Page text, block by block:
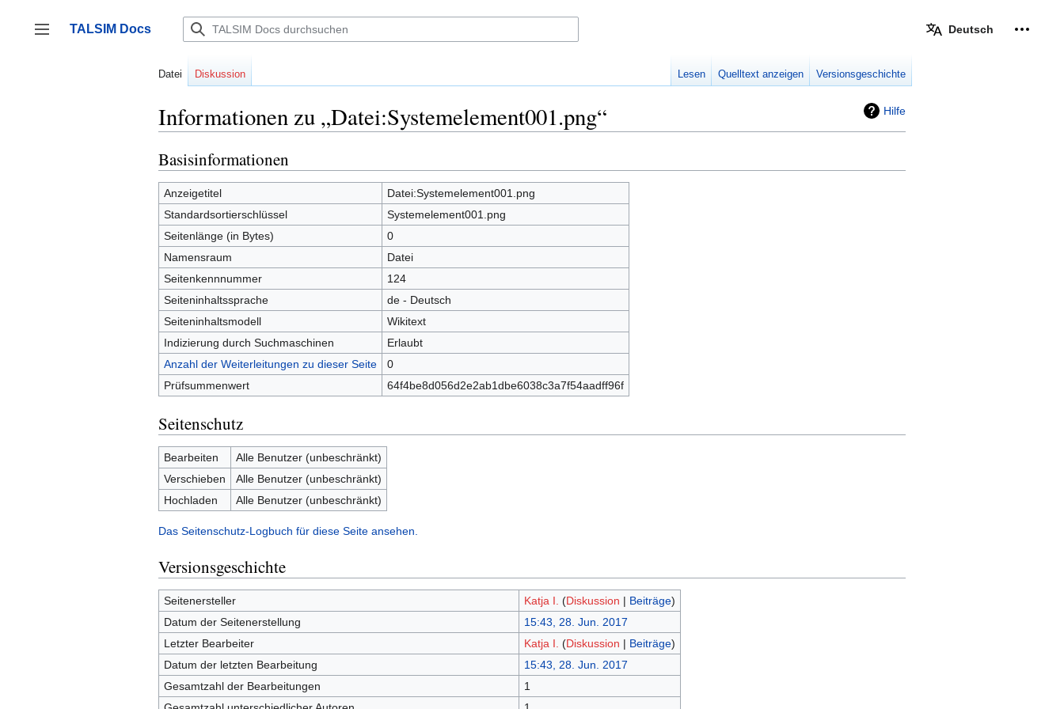
springen
Seitenleiste umschalten
TALSIM Docs Deutsch
Datei Diskussion Lesen Quelltext anzeigen Versionsgeschichte
Hilfe
Informationen zu „Datei:Systemelement001.png“
Basisinformationen
Anzeigetitel
Datei:Systemelement001.png
Standardsortierschlüssel
Systemelement001.png
Seitenlänge (in Bytes)
0
Namensraum
Datei
Seitenkennnummer
124
Seiteninhaltssprache
de - Deutsch
Seiteninhaltsmodell
Wikitext
Indizierung durch Suchmaschinen
Erlaubt
Anzahl der Weiterleitungen zu dieser Seite
0
Prüfsummenwert
64f4be8d056d2e2ab1dbe6038c3a7f54aadff96f
Seitenschutz
Bearbeiten
Alle Benutzer (unbeschränkt)
Verschieben
Alle Benutzer (unbeschränkt)
Hochladen
Alle Benutzer (unbeschränkt)
Das Seitenschutz-Logbuch für diese Seite ansehen.
Versionsgeschichte
Seitenersteller Katja I. (Diskussion | Beiträge)
Datum der Seitenerstellung
15:43, 28. Jun. 2017
Letzter Bearbeiter
Katja I. (Diskussion | Beiträge)
Datum der letzten Bearbeitung
15:43, 28. Jun. 2017
Gesamtzahl der Bearbeitungen
1